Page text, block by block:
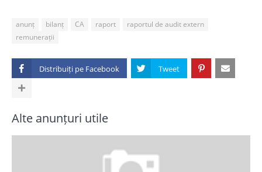
anunț bilanț CA raport
raportul de audit extern
remunerații
Distribuiți pe
Alte anunțuri utile